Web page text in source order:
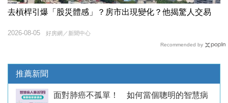
去槓桿引爆「股災體感」？房市出現變化？他揭驚人交易
好房網／新聞中心
2026-08-05
Recommended by
推薦新聞
面對肺癌不孤單！ 如何當個聰明的智慧病